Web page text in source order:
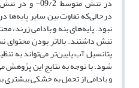
درحالی‌که تفاوت بین سایر پایه‌ها
نبود. پایه‌های بنه و بادامی زرند،
تنش داشتند. بالاتر بودن
پتانسیل آب پایین‌تر می‌تواند به
شود. با توجه به نتایج این پژوهش
و بادامی از تحمل به خشکی بیشتری